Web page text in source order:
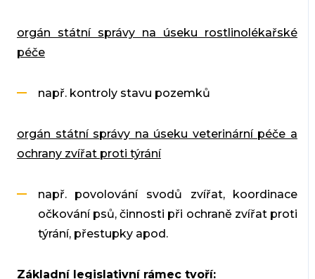
orgán státní správy na úseku rostlinolékařské
péče
např. kontroly stavu pozemků
orgán státní správy na úseku veterinární péče a
ochrany zvířat proti týrání
např. povolování svodů zvířat, koordinace
očkování psů, činnosti při ochraně zvířat proti
týrání, přestupky apod.
Základní legislativní rámec tvoří: